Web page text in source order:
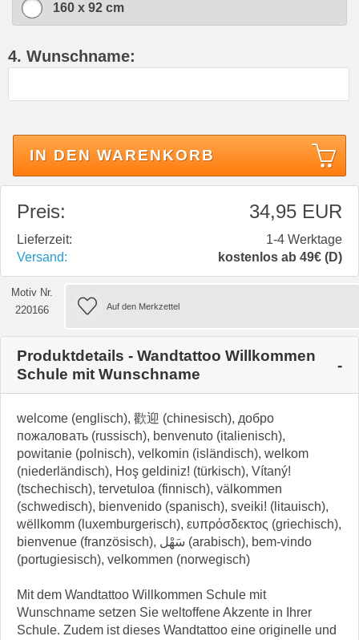
160 x 92 cm
4. Wunschname:
IN DEN WARENKORB
Preis: 34,95 EUR
Lieferzeit:
1-4 Werktage
Versand:
kostenlos ab 49€ (D)
Motiv Nr.
220166
Produktdetails - Wandtattoo Willkommen
Schule mit Wunschname
welcome (englisch), 歡迎 (chinesisch), добро
пожаловать (russisch), benvenuto (italienisch),
powitanie (polnisch), velkomin (isländisch), welkom
(niederländisch), Hoş geldiniz! (türkisch), Vítaný!
(tschechisch), tervetuloa (finnisch), välkommen
(schwedisch), bienvenido (spanisch), sveiki! (litauisch),
wëllkomm (luxemburgerisch), ευπρόσδεκτος (griechisch),
bienvenue (französisch), سَهْل (arabisch), bem-vindo
(portugiesisch), velkommen (norwegisch)
Mit dem Wandtattoo Willkommen Schule mit
Wunschname setzen Sie weltoffene Akzente in Ihrer
Schule. Zudem ist dieses Wandtattoo eine originelle und